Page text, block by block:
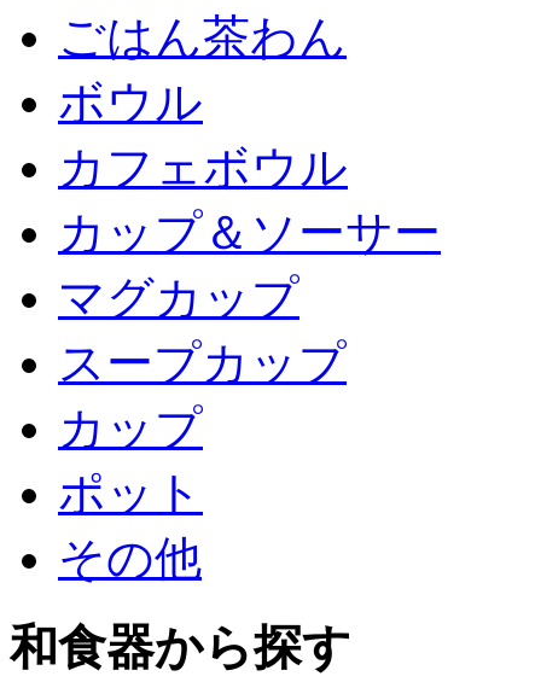
ごはん茶わん
ボウル
カフェボウル
カップ＆ソーサー
マグカップ
スープカップ
カップ
ポット
その他
和食器から探す